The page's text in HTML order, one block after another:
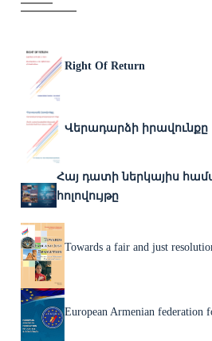
Right Of Return
Վերադարձի իրավունքը
Հայ դատի ներկայիս
հոլովույթը
Towards a fair and just
European Armenian federation